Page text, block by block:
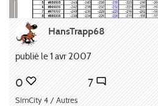
HansTrapp68
publié le 1 avr 2007
0 7
SimCity 4 / Autres